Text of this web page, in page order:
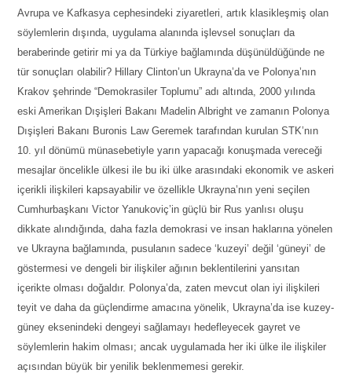
Avrupa ve Kafkasya cephesindeki ziyaretleri, artık klasikleşmiş olan
söylemlerin dışında, uygulama alanında işlevsel sonuçları da
beraberinde getirir mi ya da Türkiye bağlamında düşünüldüğünde ne
tür sonuçları olabilir? Hillary Clinton’un Ukrayna’da ve Polonya’nın
Krakov şehrinde “Demokrasiler Toplumu” adı altında, 2000 yılında
eski Amerikan Dışişleri Bakanı Madelin Albright ve zamanın Polonya
Dışişleri Bakanı Buronis Law Geremek tarafından kurulan STK’nın
10. yıl dönümü münasebetiyle yarın yapacağı konuşmada vereceği
mesajlar öncelikle ülkesi ile bu iki ülke arasındaki ekonomik ve askeri
içerikli ilişkileri kapsayabilir ve özellikle Ukrayna’nın yeni seçilen
Cumhurbaşkanı Victor Yanukoviç’in güçlü bir Rus yanlısı oluşu
dikkate alındığında, daha fazla demokrasi ve insan haklarına yönelen
ve Ukrayna bağlamında, pusulanın sadece ‘kuzeyi’ değil ‘güneyi’ de
göstermesi ve dengeli bir ilişkiler ağının beklentilerini yansıtan
içerikte olması doğaldır. Polonya’da, zaten mevcut olan iyi ilişkileri
teyit ve daha da güçlendirme amacına yönelik, Ukrayna’da ise kuzey-
güney eksenindeki dengeyi sağlamayı hedefleyecek gayret ve
söylemlerin hakim olması; ancak uygulamada her iki ülke ile ilişkiler
açısından büyük bir yenilik beklenmemesi gerekir.